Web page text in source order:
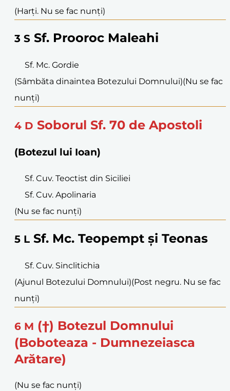
(Harți. Nu se fac nunți)
3 S Sf. Prooroc Maleahi
Sf. Mc. Gordie
(Sâmbăta dinaintea Botezului Domnului)(Nu se fac
nunți)
4 D Soborul Sf. 70 de Apostoli
(Botezul lui Ioan)
Sf. Cuv. Teoctist din Siciliei
Sf. Cuv. Apolinaria
(Nu se fac nunți)
5 L Sf. Mc. Teopempt și Teonas
Sf. Cuv. Sinclitichia
(Ajunul Botezului Domnului)(Post negru. Nu se fac
nunți)
6 M (†) Botezul Domnului
(Boboteaza - Dumnezeiasca
Arătare)
(Nu se fac nunți)